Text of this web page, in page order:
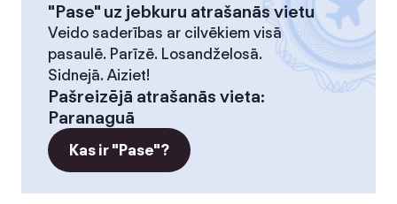
"Pase" uz jebkuru atrašanās vietu
Veido saderības ar cilvēkiem visā
pasaulē. Parīzē. Losandželosā.
Sidnejā. Aiziet!
Pašreizējā atrašanās vieta:
Paranaguā
Kas ir "Pase"?